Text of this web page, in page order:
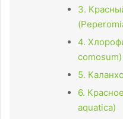
3.
4.
comosum)
5.
6.
aquatica)